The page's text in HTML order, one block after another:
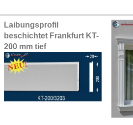
Laibungsprofil
beschichtet Frankfurt KT-
200 mm tief